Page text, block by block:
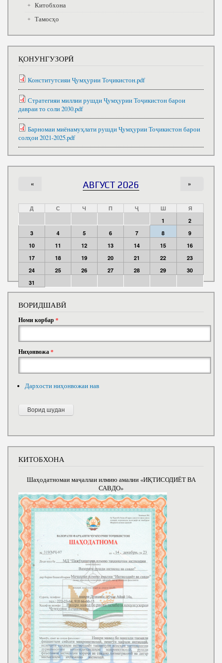
Китобхона
Тамосҳо
ҚОНУНГУЗОРӢ
Конститутсияи Ҷумҳурии Тоҷикистон.pdf
Стратегияи миллии рушди Ҷумҳурии Тоҷикистон барои
давраи то соли 2030.pdf
Барномаи миёнамуҳлати рушди Ҷумҳурии Тоҷикистон барои
солҳои 2021-2025.pdf
АВГУСТ 2026
« »
Д С Ч П Ҷ Ш
Я
1
2
3
4 5 6 7 8
9
10
11 12 13 14 15
16
17
18 19 20 21 22
23
24
25 26 27 28 29
30
31
ВОРИДШАВӢ
Номи корбар*
Ниҳонвожа*
Дархости ниҳонвожаи нав
КИТОБХОНА
Шаҳодатномаи маҷаллаи илмию амалии «ИҚТИСОДИЁТ ВА
САВДО»